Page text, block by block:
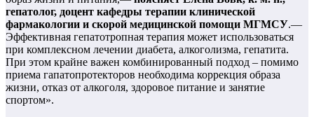
гепатолог, доцент кафедры терапии клинической
фармакологии и скорой медицинской помощи МГМСУ.—
Эффективная гепатотропная терапия может использоваться
при комплексном лечении диабета, алкоголизма, гепатита.
При этом крайне важен комбинированный подход – помимо
приема гапатопротекторов необходима коррекция образа
жизни, отказ от алкоголя, здоровое питание и занятие
спортом».